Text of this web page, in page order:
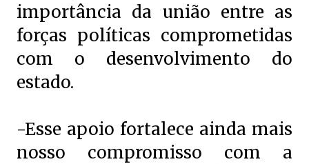
importância da união entre as
forças políticas comprometidas
com o desenvolvimento do
estado.
-Esse apoio fortalece ainda mais
nosso compromisso com a